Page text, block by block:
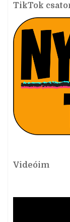
TikTok
Videóim